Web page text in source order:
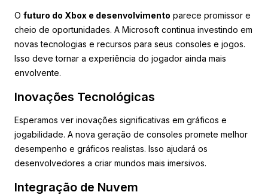
O futuro do Xbox e desenvolvimento parece promissor e
cheio de oportunidades. A Microsoft continua investindo em
novas tecnologias e recursos para seus consoles e jogos.
Isso deve tornar a experiência do jogador ainda mais
envolvente.
Inovações Tecnológicas
Esperamos ver inovações significativas em gráficos e
jogabilidade. A nova geração de consoles promete melhor
desempenho e gráficos realistas. Isso ajudará os
desenvolvedores a criar mundos mais imersivos.
Integração de Nuvem